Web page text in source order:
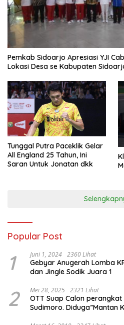
Pemkab Sidoarjo Apresiasi YJI
Lokasi Desa se Kabupaten
Tunggal Putra Paceklik Gelar
All England 25 Tahun, Ini
Saran Untuk Jonatan dkk
Popular Post
1 Juni 1, 2024 2360 Lihat
Gebyar Anugerah Lomba
dan Jingle Sodik Juara 1
2 Mei 28, 2025 2321 Lihat
OTT Suap Calon perangkat Desa Medalem Dan
Sudimoro. Diduga”Mantan